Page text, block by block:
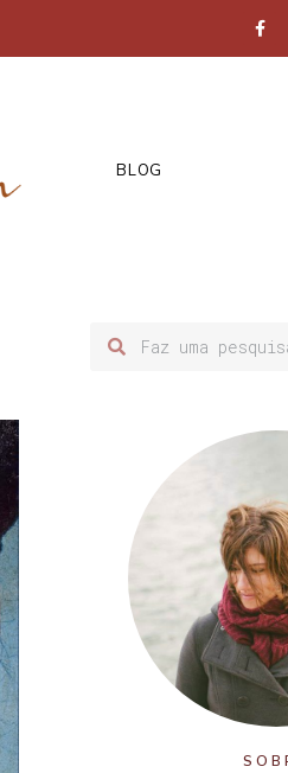
BLOG